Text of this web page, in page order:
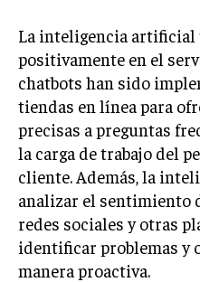
INTERNACIONAL
NEGOCIOS
COMERCIO
EXPANSIÓN GLOBAL
IMPORTACIÓN Y
ALIANZAS
TECNOLOGIA
SOSTENIBILIDAD Y
La inteligencia artificial
positivamente en el
chatbots han sido
tiendas en línea para
precisas a preguntas
la carga de trabajo del
cliente. Además, la
analizar el sentimiento
redes sociales y otras
identificar problemas y
manera proactiva.